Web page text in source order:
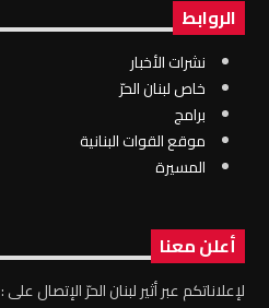
الروابط
نشرات الأخبار
خاص لبنان الحرّ
برامج
موقع القوات البنانية
المسيرة
أعلن معنا
لإعلاناتكم عبر أثير لبنان الحرّ الإتصال على :